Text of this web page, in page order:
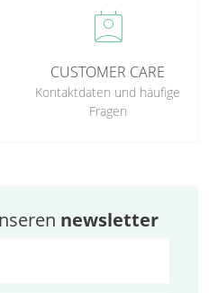
perm_contact_calendar
CUSTOMER CARE
Kontaktdaten und häufige
Fragen
newsletter